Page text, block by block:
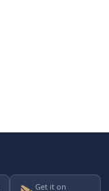
Get it on